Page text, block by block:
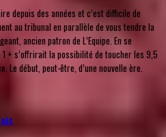
depuis des années et c’est difficile de
au tribunal en parallèle de vous tendre la
ancien patron de L’Equipe. En se
+ s’offrirait la possibilité de toucher les 9,5
Le début, peut-être, d’une nouvelle ère.